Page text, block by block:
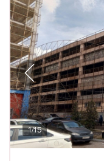
1/15